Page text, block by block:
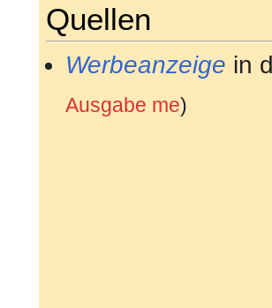
Quellen
Werbeanzeige in
Ausgabe me)